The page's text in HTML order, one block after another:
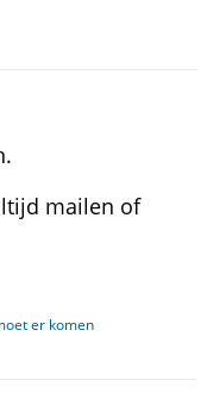
mailen of
er komen